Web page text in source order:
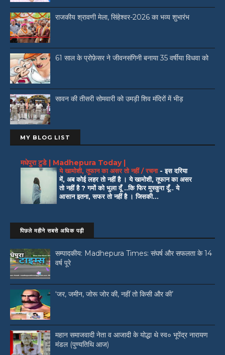
राजकीय श्रावणी मेला, सिंहेश्वर-2026 का भव्य शुभारंभ
61 साल के प्रोफ़ेसर ने जीवनसंगिनी बनाया 35 वर्षीया विधवा को
सावन की तीसरी सोमवारी को उमड़ी शिव मंदिरों में भीड़
MY BLOG LIST
मधेपुरा टुडे | Madhepura Today |
ये खामोशी, तूफान का असर तो नहीं / रचना -इस दरिया
में, अब कोई लहर तो नहीं है । ये खामोशी, तूफान का असर
तो नहीं है ? गमों को भुला दूँ ..कि फिर मुस्कुरा दूँ.. ये
आसान इतना, सफर तो नहीं है । जिसकी...
पिछले महीने सबसे अधिक पढ़ी
सम्पादकीय: Madhepura Times: संघर्ष और सफलता के 14
वर्ष पूरे
‘जर, जमीन, जोरू जोर की, नहीं तो किसी और की’
महान समाजवादी नेता व आजादी के योद्धा थे स्व० भूपेंद्र नारायण
मंडल (पुण्यतिथि आज)